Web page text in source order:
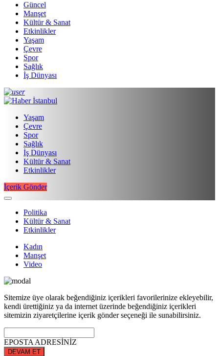
Güncel
Manşet
Kültür & Sanat
Etkinlikler
Yaşam
Çevre
Spor
Sağlık
İş Dünyası
Yaşam
Çevre
Spor
Sağlık
İş Dünyası
Kültür & Sanat
Etkinlikler
İçerik Gönder
Politika
Kültür & Sanat
Etkinlikler
Kadın
Manşet
Video
Sitemize üye olarak beğendiğiniz içerikleri favorilerinize ekleyebilir,
kendi ürettiğiniz ya da internet üzerinde beğendiğiniz içerikleri
sitemizin ziyaretçilerine içerik gönder seçeneği ile sunabilirsiniz.
EPOSTA ADRESİNİZ
DEVAM ET